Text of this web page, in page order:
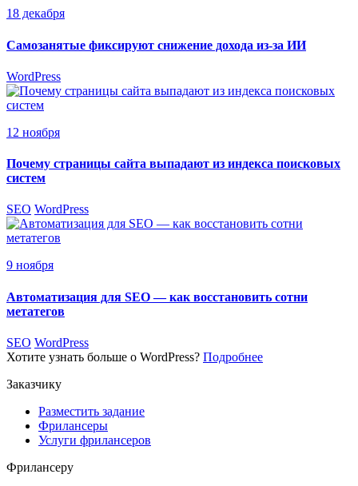
18 декабря
Самозанятые фиксируют снижение дохода из-за ИИ
WordPress
12 ноября
Почему страницы сайта выпадают из индекса поисковых
систем
SEO WordPress
9 ноября
Автоматизация для SEO — как восстановить сотни
метатегов
SEO WordPress
Хотите узнать больше о WordPress? Подробнее
Заказчику
Разместить задание
Фрилансеры
Услуги фрилансеров
Фрилансеру